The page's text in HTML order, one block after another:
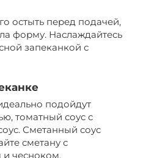
остыть перед подачей,
форму. Наслаждайтесь
запеканкой с
подойдут
томатный соус с
Сметанный соус
сметану с
чесноком.